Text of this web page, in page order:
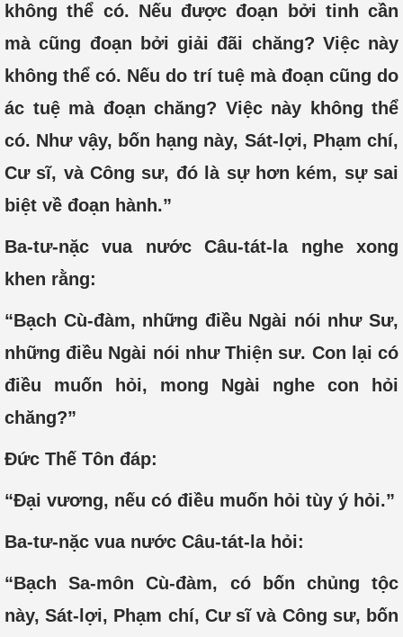
không thể có. Nếu được đoạn bởi tinh cần
mà cũng đoạn bởi giải đãi chăng? Việc này
không thể có. Nếu do trí tuệ mà đoạn cũng do
ác tuệ mà đoạn chăng? Việc này không thể
có. Như vậy, bốn hạng này, Sát-lợi, Phạm chí,
Cư sĩ, và Công sư, đó là sự hơn kém, sự sai
biệt về đoạn hành.”
Ba-tư-nặc vua nước Câu-tát-la nghe xong
khen rằng:
“Bạch Cù-đàm, những điều Ngài nói như Sư,
những điều Ngài nói như Thiện sư. Con lại có
điều muốn hỏi, mong Ngài nghe con hỏi
chăng?”
Đức Thế Tôn đáp:
“Đại vương, nếu có điều muốn hỏi tùy ý hỏi.”
Ba-tư-nặc vua nước Câu-tát-la hỏi:
“Bạch Sa-môn Cù-đàm, có bốn chủng tộc
này, Sát-lợi, Phạm chí, Cư sĩ và Công sư, bốn